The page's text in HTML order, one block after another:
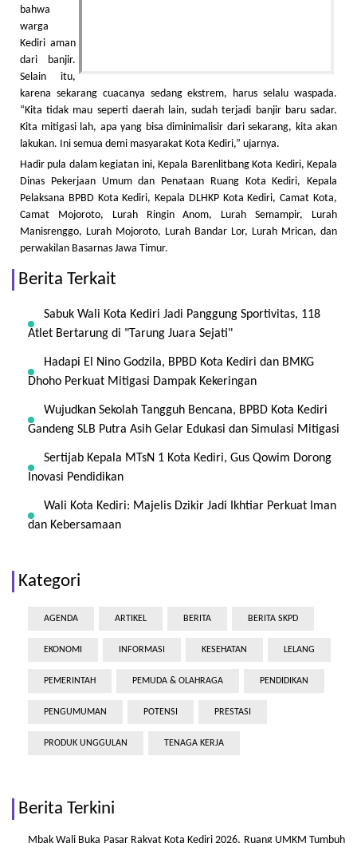
bahwa
warga
Kediri aman
dari banjir.
Selain itu,
karena sekarang cuacanya sedang ekstrem, harus selalu waspada.
“Kita tidak mau seperti daerah lain, sudah terjadi banjir baru sadar.
Kita mitigasi lah, apa yang bisa diminimalisir dari sekarang, kita akan
lakukan. Ini semua demi masyarakat Kota Kediri,” ujarnya.
Hadir pula dalam kegiatan ini, Kepala Barenlitbang Kota Kediri, Kepala
Dinas Pekerjaan Umum dan Penataan Ruang Kota Kediri, Kepala
Pelaksana BPBD Kota Kediri, Kepala DLHKP Kota Kediri, Camat Kota,
Camat Mojoroto, Lurah Ringin Anom, Lurah Semampir, Lurah
Manisrenggo, Lurah Mojoroto, Lurah Bandar Lor, Lurah Mrican, dan
perwakilan Basarnas Jawa Timur.
Berita Terkait
Sabuk Wali Kota Kediri Jadi Panggung Sportivitas, 118
Atlet Bertarung di "Tarung Juara Sejati"
Hadapi El Nino Godzila, BPBD Kota Kediri dan BMKG
Dhoho Perkuat Mitigasi Dampak Kekeringan
Wujudkan Sekolah Tangguh Bencana, BPBD Kota Kediri
Gandeng SLB Putra Asih Gelar Edukasi dan Simulasi Mitigasi
Sertijab Kepala MTsN 1 Kota Kediri, Gus Qowim Dorong
Inovasi Pendidikan
Wali Kota Kediri: Majelis Dzikir Jadi Ikhtiar Perkuat Iman
dan Kebersamaan
Kategori
AGENDA ARTIKEL BERITA BERITA SKPD
EKONOMI INFORMASI KESEHATAN LELANG
PEMERINTAH PEMUDA & OLAHRAGA PENDIDIKAN
PENGUMUMAN POTENSI PRESTASI
PRODUK UNGGULAN TENAGA KERJA
Berita Terkini
Mbak Wali Buka Pasar Rakyat Kota Kediri 2026, Ruang UMKM Tumbuh